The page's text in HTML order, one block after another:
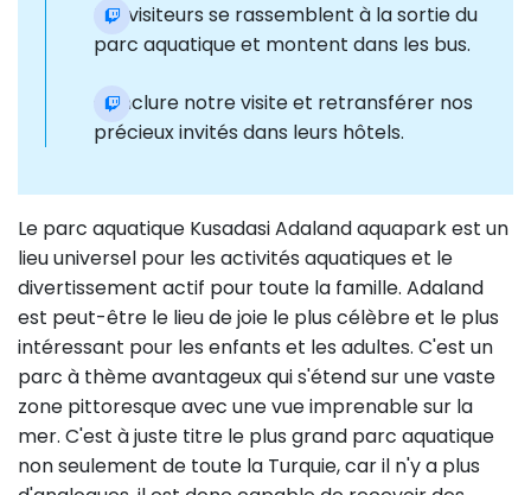
Les visiteurs se rassemblent à la sortie du
parc aquatique et montent dans les bus.
Conclure notre visite et retransférer nos
précieux invités dans leurs hôtels.
Le parc aquatique Kusadasi Adaland aquapark est un
lieu universel pour les activités aquatiques et le
divertissement actif pour toute la famille. Adaland
est peut-être le lieu de joie le plus célèbre et le plus
intéressant pour les enfants et les adultes. C'est un
parc à thème avantageux qui s'étend sur une vaste
zone pittoresque avec une vue imprenable sur la
mer. C'est à juste titre le plus grand parc aquatique
non seulement de toute la Turquie, car il n'y a plus